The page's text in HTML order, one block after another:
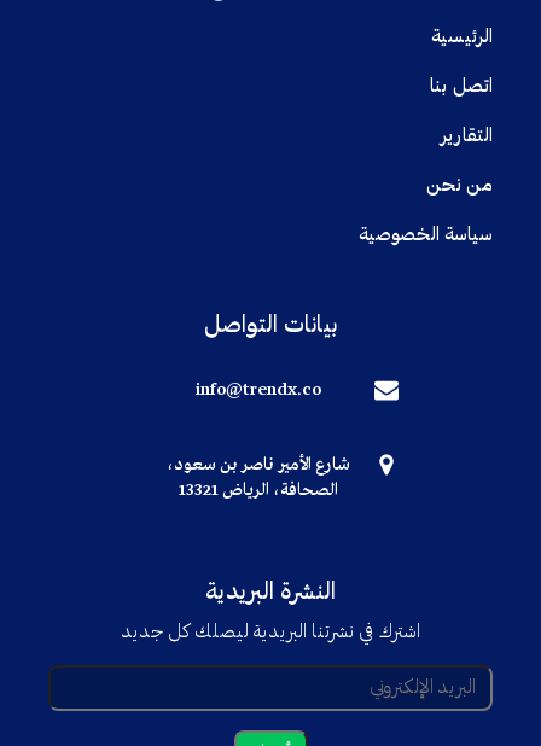
الرئيسية
اتصل بنا
التقارير
من نحن
سياسة الخصوصية
بيانات التواصل
info@trendx.co
شارع الأمير ناصر بن سعود،
الصحافة، الرياض 13321
النشرة البريدية
اشترك في نشرتنا البريدية ليصلك كل جديد